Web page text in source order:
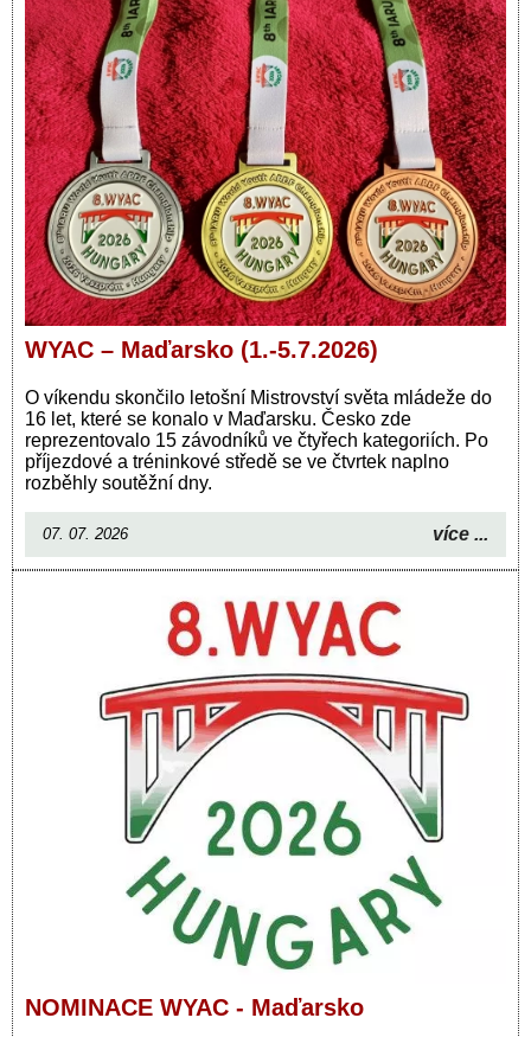
WYAC – Maďarsko (1.-5.7.2026)
O víkendu skončilo letošní Mistrovství světa mládeže do
16 let, které se konalo v Maďarsku. Česko zde
reprezentovalo 15 závodníků ve čtyřech kategoriích. Po
příjezdové a tréninkové středě se ve čtvrtek naplno
rozběhly soutěžní dny.
07. 07. 2026 více ...
NOMINACE WYAC - Maďarsko